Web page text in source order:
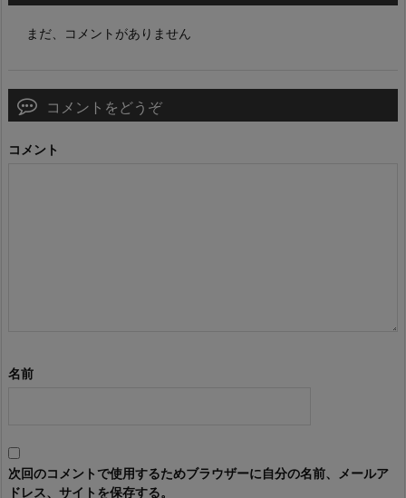
まだ、コメントがありません
コメントをどうぞ
コメント
名前
次回のコメントで使用するためブラウザーに自分の名前、メールア
ドレス、サイトを保存する。